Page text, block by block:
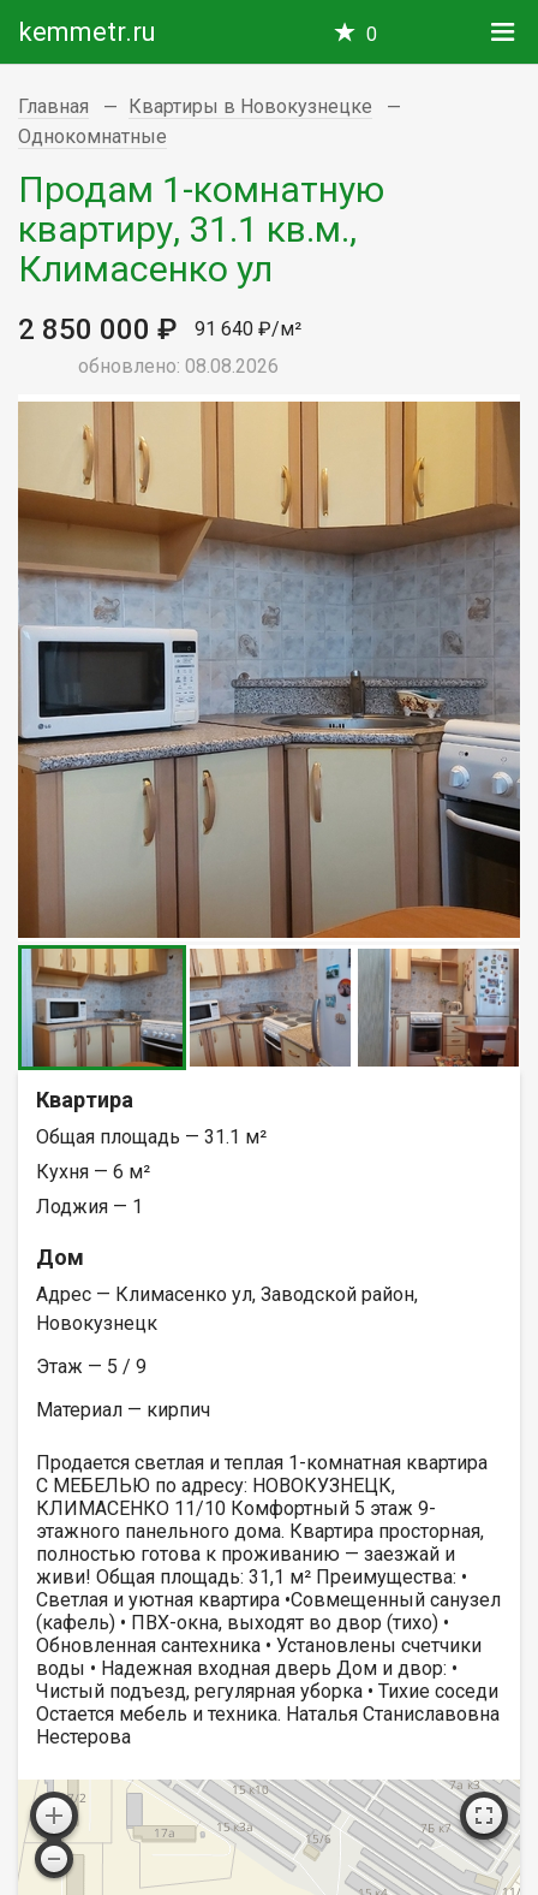
kemmetr.ru 0
Главная
Квартиры в Новокузнецке
Однокомнатные
Продам 1-комнатную
квартиру, 31.1 кв.м.,
Климасенко ул
2 850 000 ₽
91 640 ₽/м²
обновлено: 08.08.2026
Квартира
Общая площадь — 31.1 м²
Кухня — 6 м²
Лоджия — 1
Дом
Адрес — Климасенко ул, Заводской район,
Новокузнецк
Этаж — 5 / 9
Материал — кирпич
Продается светлая и теплая 1-комнатная квартира
С МЕБЕЛЬЮ по адресу: НОВОКУЗНЕЦК,
КЛИМАСЕНКО 11/10 Комфортный 5 этаж 9-
этажного панельного дома. Квартира просторная,
полностью готова к проживанию — заезжай и
живи! Общая площадь: 31,1 м² Преимущества: •
Светлая и уютная квартира •Совмещенный санузел
(кафель) • ПВХ-окна, выходят во двор (тихо) •
Обновленная сантехника • Установлены счетчики
воды • Надежная входная дверь Дом и двор: •
Чистый подъезд, регулярная уборка • Тихие соседи
Остается мебель и техника. Наталья Станиславовна
Нестерова